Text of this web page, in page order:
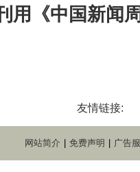
用《中国新闻
友情链接:
网站简介 免费声明 广告